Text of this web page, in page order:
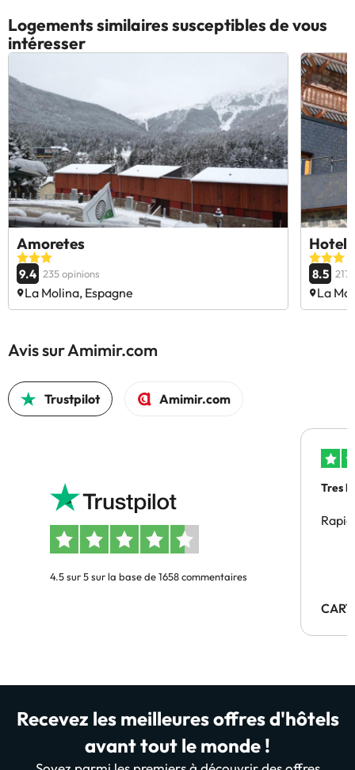
Logements similaires susceptibles de vous
intéresser
Amoretes
9.4 235 opinions
La Molina, Espagne
Hotel
8.5 217
La
Avis sur Amimir.com
Trustpilot Amimir.com
4.5 sur 5 sur la base de 1658 commentaires
Tres
Recevez les meilleures offres d'hôtels
avant tout le monde !